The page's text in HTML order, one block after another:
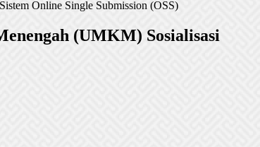
Online Single Submission (OSS)
(UMKM) Sosialisasi